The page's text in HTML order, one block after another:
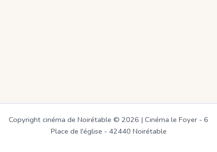
Copyright cinéma de Noirétable © 2026 | Cinéma le Foyer - 6
Place de l'église - 42440 Noirétable